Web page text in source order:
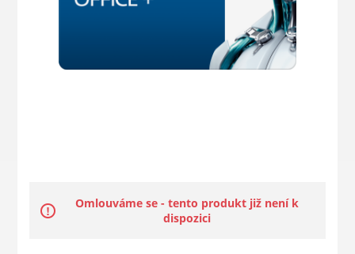
Omlouváme se - tento produkt již není k
dispozici